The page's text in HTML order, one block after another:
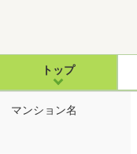
トップ
マンション名